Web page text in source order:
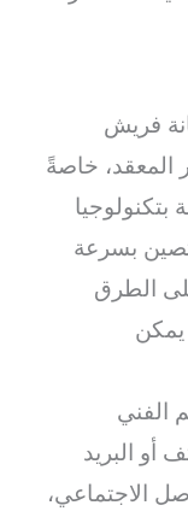
فريش
المعقد، خاصةً
بسرعة
الطرق
الفني
أو البريد
الاجتماعي،